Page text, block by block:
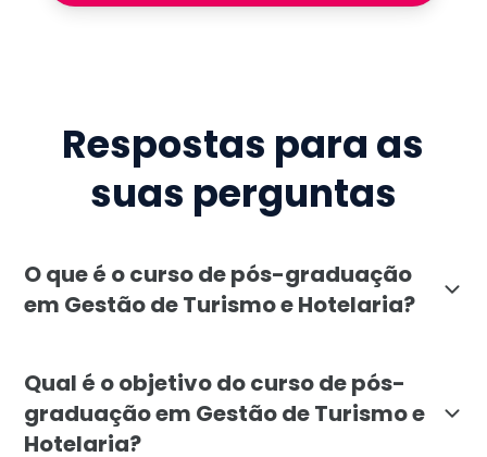
Respostas para as
suas perguntas
O que é o curso de pós-graduação
em Gestão de Turismo e Hotelaria?
Qual é o objetivo do curso de pós-
graduação em Gestão de Turismo e
Hotelaria?